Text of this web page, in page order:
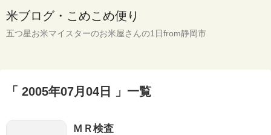
米ブログ・こめこめ便り
五つ星お米マイスターのお米屋さんの1日from静岡市
「 2005年07月04日 」一覧
ＭＲ検査